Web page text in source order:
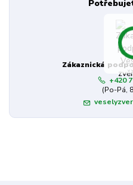
Zákaznická
+420
(Po-Pá,